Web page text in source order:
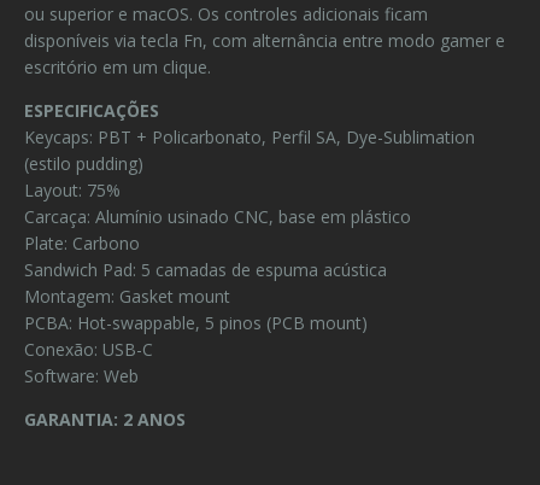
ou superior e macOS. Os controles adicionais ficam
disponíveis via tecla Fn, com alternância entre modo gamer e
escritório em um clique.
ESPECIFICAÇÕES
Keycaps: PBT + Policarbonato, Perfil SA, Dye-Sublimation
(estilo pudding)
Layout: 75%
Carcaça: Alumínio usinado CNC, base em plástico
Plate: Carbono
Sandwich Pad: 5 camadas de espuma acústica
Montagem: Gasket mount
PCBA: Hot-swappable, 5 pinos (PCB mount)
Conexão: USB-C
Software: Web
GARANTIA: 2 ANOS